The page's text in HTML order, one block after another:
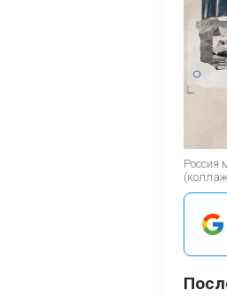
Россия